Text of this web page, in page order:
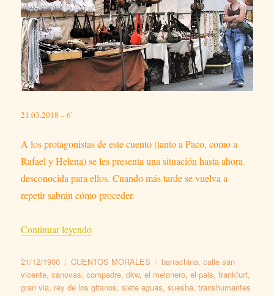
21.03.2018 – 6′
A los protagonistas de este cuento (tanto a Paco, como a
Rafael y Helena) se les presenta una situación hasta ahora
desconocida para ellos. Cuando más tarde se vuelva a
repetir sabrán cómo proceder.
Continuar leyendo«DE PAYOS Y GITANOS. CUENTO
Publicado
el
21/12/1900 Categorías
CUENTOS MORALES Etiquetas
barrachina,calle san
vicente,canovas,compadre,dkw,el melonero,el pais,frankfurt,
gran via, rey de los gitanos,siete aguas,suesba,transhumantes